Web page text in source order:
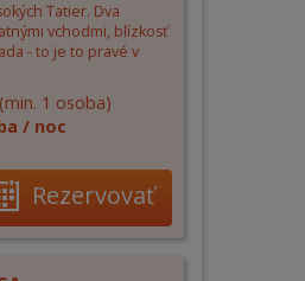
Tatier. Dva
vchodmi, blízkosť
- to je to pravé v
(min. 1 osoba)
/ noc
Rezervovať